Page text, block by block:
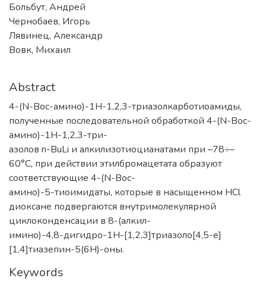
Больбут, Андрей
Чернобаев, Игорь
Лявинец, Александр
Вовк, Михаил
Abstract
4-(N-Boc-амино)-1Н-1,2,3-триазолкарботиоамиды,
полученные последовательной обработкой 4-(N-Boc-
амино)-1Н-1,2,3-три-
азолов n-BuLi и алкилизотиоцианатами при –78÷–
60°C, при действии этилбромацетата образуют
соответствующие 4-(N-Boc-
амино)-5-тиоимидаты, которые в насыщенном НCl
диоксане подвергаются внутримолекулярной
циклоконденсации в 8-(алкил-
имино)-4,8-дигидро-1Н-[1,2,3]триазоло[4,5-e]
[1,4]тиазепин-5(6Н)-оны.
Keywords